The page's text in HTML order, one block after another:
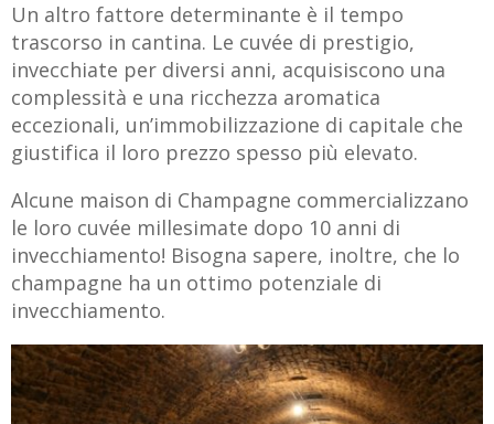
Un altro fattore determinante è il tempo
trascorso in cantina. Le cuvée di prestigio,
invecchiate per diversi anni, acquisiscono una
complessità e una ricchezza aromatica
eccezionali, un’immobilizzazione di capitale che
giustifica il loro prezzo spesso più elevato.
Alcune maison di Champagne commercializzano
le loro cuvée millesimate dopo 10 anni di
invecchiamento! Bisogna sapere, inoltre, che lo
champagne ha un ottimo potenziale di
invecchiamento.